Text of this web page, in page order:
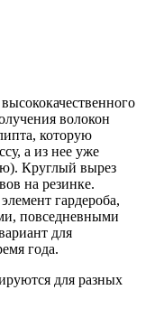
волокон
которую
а из нее уже
Круглый вырез
на резинке.
гардероба,
повседневными
для
года.
для разных